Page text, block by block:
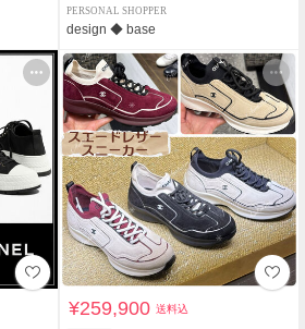
PERSONAL SHOPPER
design ◆ base
¥259,900送料込